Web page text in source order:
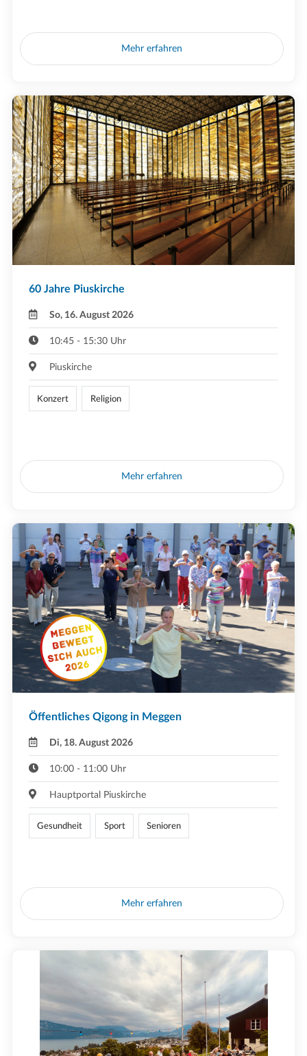
Mehr erfahren
60 Jahre Piuskirche
So, 16. August 2026
10:45 - 15:30 Uhr
Piuskirche
Konzert Religion
Mehr erfahren
Öffentliches Qigong in Meggen
Di, 18. August 2026
10:00 - 11:00 Uhr
Hauptportal Piuskirche
Gesundheit Sport Senioren
Mehr erfahren